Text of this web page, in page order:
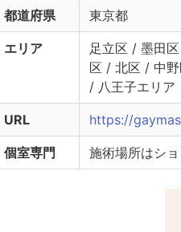
都道府県 東京都
エリア
足立区 / 墨田
区 / 北区 / 中
/ 八王子エリア
URL https://
個室専門 施術場所はシ